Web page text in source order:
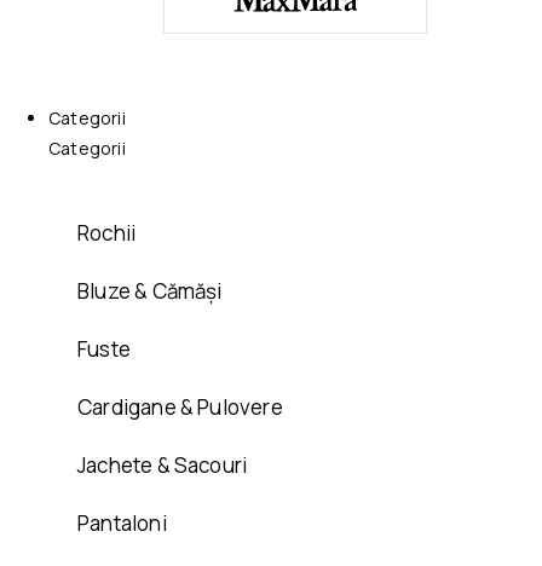
Categorii
Categorii
Rochii
Bluze & Cămăși
Fuste
Cardigane & Pulovere
Jachete & Sacouri
Pantaloni